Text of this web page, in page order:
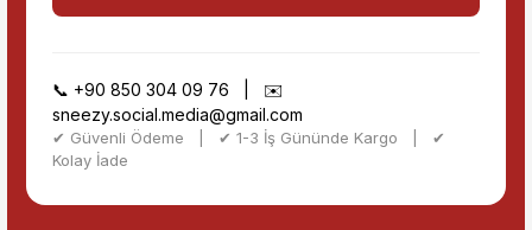
📞 +90 850 304 09 76 | ✉️
sneezy.social.media@gmail.com
✔ Güvenli Ödeme | ✔ 1-3 İş Gününde Kargo | ✔
Kolay İade